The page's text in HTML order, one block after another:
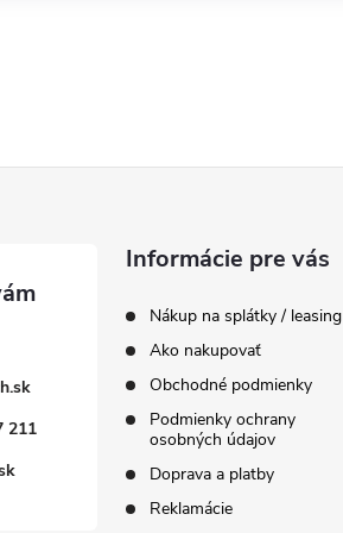
211
Informácie pre vás
Nákup na splátky / leasing
Ako nakupovať
Obchodné podmienky
Podmienky ochrany
osobných údajov
Doprava a platby
Reklamácie